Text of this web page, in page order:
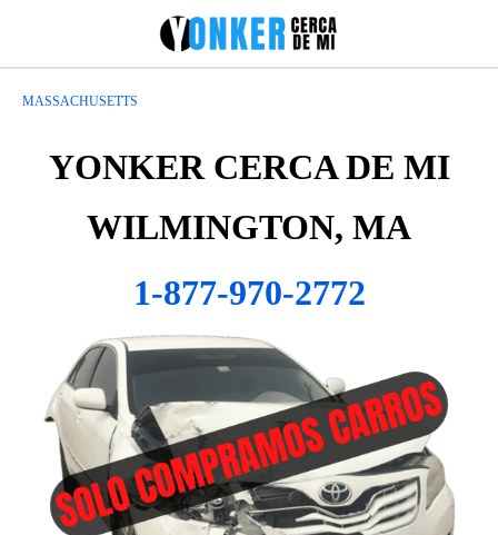
MASSACHUSETTS
YONKER CERCA DE MI
WILMINGTON, MA
1-877-970-2772